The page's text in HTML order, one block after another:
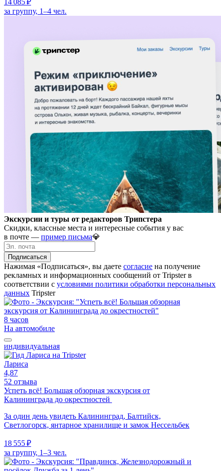
за группу, 1–4 чел.
Экскурсии и туры от редакторов Трипстера
Скидки, классные места и интересные события у вас
в почте — пример письма💎
Подписаться
Нажимая «Подписаться», вы даете согласие на получение
рекламных и информационных сообщений от Tripster в
соответствии c условиями политики обработки персональных
данных Tripster
8 часов
На автомобиле
индивидуальная
Лариса
4,87
52 отзыва
Успеть всё! Большая обзорная экскурсия от
Калининграда до окрестностей
За один день увидеть Калининград, Балтийск,
Светлогорск, янтарное хранилище и замок Нессельбек
18 555 ₽
за группу, 1–3 чел.